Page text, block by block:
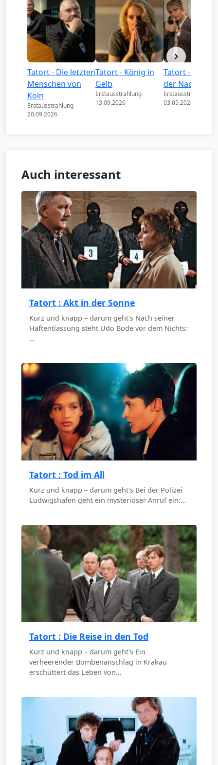
Tatort - Die letzten
Menschen von
Köln
Erstausstrahlung
20.09.2026
Tatort - König in
Gelb
Erstausstrahlung
13.09.2026
Tatort - Könige
der Nacht
Erstausstrahlung
03.05.2026
Auch interessant
Tatort : Akt in der Sonne
Kurz und knapp – darum geht's Nach seiner
Haftentlassung steht Udo Bode vor dem Nichts:
…
Tatort : Tod im All
Kurz und knapp – darum geht's Bei der Polizei
Ludwigshafen geht ein mysteriöser Anruf ein:…
Tatort : Die Reise in den Tod
Kurz und knapp – darum geht's Ein
verheerender Bombenanschlag in Krakau
erschüttert das Leben von…